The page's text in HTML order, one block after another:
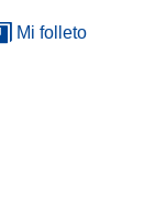
Mi folleto